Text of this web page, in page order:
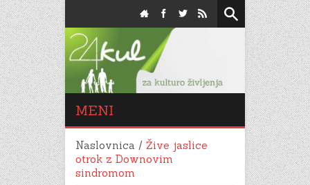
MENI
Naslovnica / Žive jaslice
otrok z Downovim
sindromom